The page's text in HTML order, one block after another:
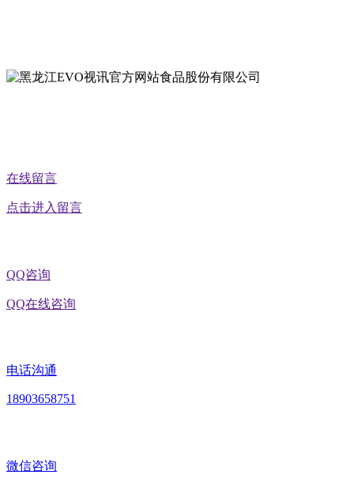
在线留言
点击进入留言
QQ咨询
QQ在线咨询
电话沟通
18903658751
微信咨询